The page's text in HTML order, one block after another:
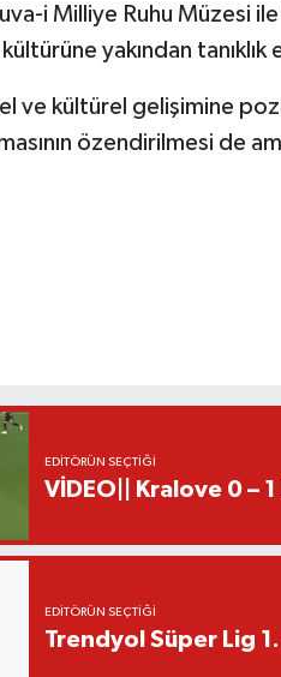
i Milliye Ruhu Müzesi
yakından tanıklık
ve kültürel gelişimine
özendirilmesi de
EDITÖRÜN SEÇTIĞI
VİDEO|| Kralove 0 –
EDITÖRÜN SEÇTIĞI
Trendyol Süper Lig